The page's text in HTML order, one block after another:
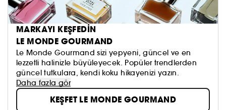
MARKAYI KEŞFEDİN
LE MONDE GOURMAND
Le Monde Gourmand sizi yepyeni, güncel ve en
lezzetli halinizle büyüleyecek. Popüler trendlerden
güncel tutkulara, kendi koku hikayenizi yazın.
Daha fazla gör
KEŞFET LE MONDE GOURMAND